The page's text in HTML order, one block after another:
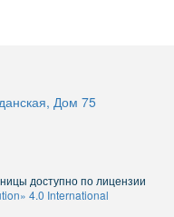
Дом 75
доступно по лицензии
4.0 International